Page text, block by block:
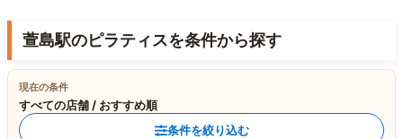
萱島駅のピラティスを条件から探す
現在の条件
すべての店舗 / おすすめ順
条件を絞り込む